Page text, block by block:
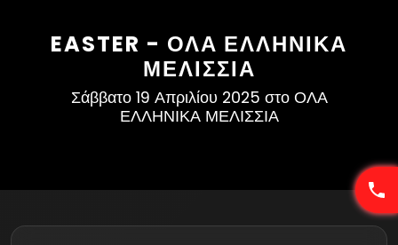
EASTER - ΌΛΑ ΕΛΛΗΝΙΚΆ
ΜΕΛΊΣΣΙΑ
Σάββατο 19 Απριλίου 2025 στο ΟΛΑ
ΕΛΛΗΝΙΚΑ ΜΕΛΙΣΣΙΑ